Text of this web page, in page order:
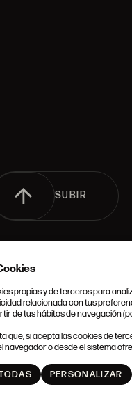
SUBIR
propias y de terceros para
relacionada con tus
de tus hábitos de navegación
que, si acepta las cookies de
navegador o desde el sistema
PERSONALIZAR